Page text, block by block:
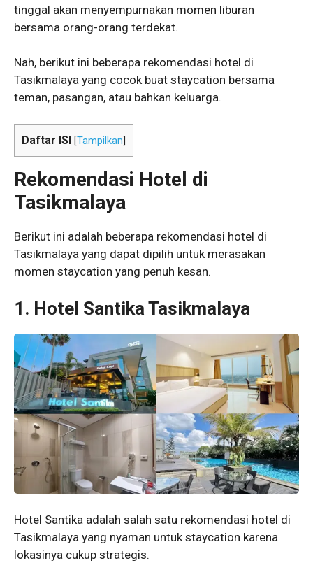
tinggal akan menyempurnakan momen liburan
bersama orang-orang terdekat.
Nah, berikut ini beberapa rekomendasi hotel di
Tasikmalaya yang cocok buat staycation bersama
teman, pasangan, atau bahkan keluarga.
Daftar ISI [Tampilkan
Rekomendasi Hotel di
Tasikmalaya
Berikut ini adalah beberapa rekomendasi hotel di
Tasikmalaya yang dapat dipilih untuk merasakan
momen staycation yang penuh kesan.
1. Hotel Santika Tasikmalaya
Hotel Santika adalah salah satu rekomendasi hotel di
Tasikmalaya yang nyaman untuk staycation karena
lokasinya cukup strategis.